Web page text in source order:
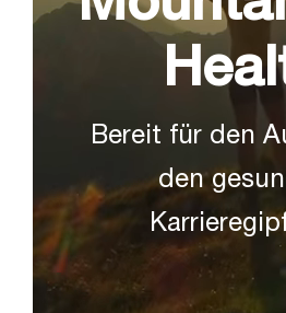
Bereit für den
den